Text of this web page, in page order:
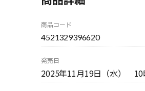
商品コード
4521329396620
発売日
2025年11月19日（水） 10